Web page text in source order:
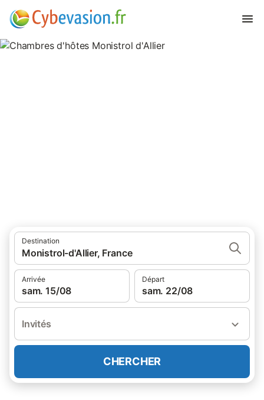
Destination
Monistrol-d'Allier, France
Arrivée
sam. 15/08
Départ
sam. 22/08
Invités
CHERCHER